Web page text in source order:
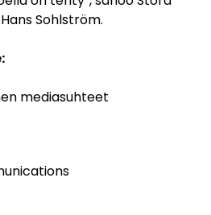
Sohlström.
mediasuhteet